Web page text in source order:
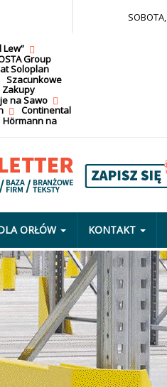
Lew”
Group
Soloplan
Szacunkowe
Zakupy
na Sawo
Continental
Hörmann na
ORŁÓW KONTAKT